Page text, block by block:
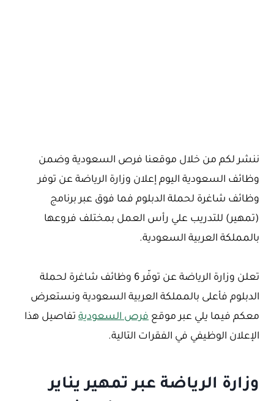
ننشر لكم من خلال موقعنا فرص السعودية وضمن
وظائف السعودية اليوم إعلان وزارة الرياضة عن توفر
وظائف شاغرة لحملة الدبلوم فما فوق عبر برنامج
(تمهير) للتدريب علي رأس العمل بمختلف فروعها
بالمملكة العربية السعودية.
تعلن وزارة الرياضة عن توفّر 6 وظائف شاغرة لحملة
الدبلوم فأعلى بالمملكة العربية السعودية ونستعرض
معكم فيما يلي عبر موقع فرص السعودية تفاصيل هذا
الإعلان الوظيفي في الفقرات التالية.
وزارة الرياضة عبر تمهير يناير